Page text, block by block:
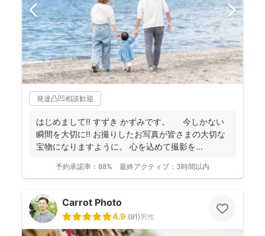
発達凸凹相談歓迎
はじめまして‼︎ すずき かずみです。 今しかない
瞬間を大切に‼︎ お撮りしたお写真が皆さまの大切な
宝物になりますように。 心を込めて撮影を...
予約承諾率： 88% 最終アクティブ： 3時間以内
Carrot Photo
4.9 (91)男性